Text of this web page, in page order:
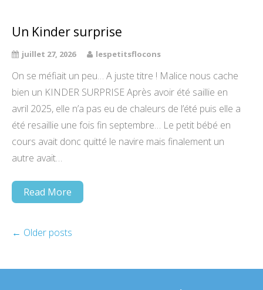
Un Kinder surprise
juillet 27, 2026 lespetitsflocons
On se méfiait un peu… A juste titre ! Malice nous cache
bien un KINDER SURPRISE Après avoir été saillie en
avril 2025, elle n’a pas eu de chaleurs de l’été puis elle a
été resaillie une fois fin septembre… Le petit bébé en
cours avait donc quitté le navire mais finalement un
autre avait…
Read More
← Older posts